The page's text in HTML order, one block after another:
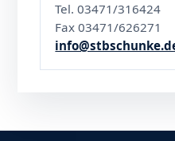
Tel. 03471/316424
Fax 03471/626271